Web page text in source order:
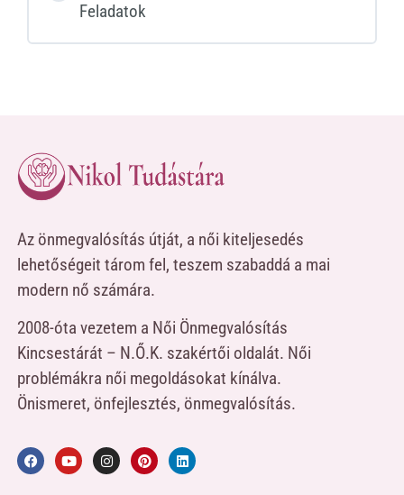
Feladatok
Az önmegvalósítás útját, a női kiteljesedés
lehetőségeit tárom fel, teszem szabaddá a mai
modern nő számára.
2008-óta vezetem a Női Önmegvalósítás
Kincsestárát – N.Ő.K. szakértői oldalát. Női
problémákra női megoldásokat kínálva.
Önismeret, önfejlesztés, önmegvalósítás.